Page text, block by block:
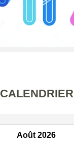
CALENDRIER
Août 2026